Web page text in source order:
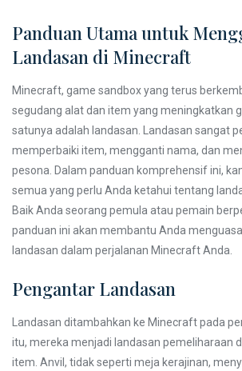
Panduan Utama untuk
Landasan di Minecraft
Minecraft, game sandbox yang terus
segudang alat dan item yang meningkatkan
satunya adalah landasan. Landasan sangat
memperbaiki item, mengganti nama, dan
pesona. Dalam panduan komprehensif ini,
semua yang perlu Anda ketahui tentang
Baik Anda seorang pemula atau pemain
panduan ini akan membantu Anda
landasan dalam perjalanan Minecraft Anda.
Pengantar Landasan
Landasan ditambahkan ke Minecraft pada
itu, mereka menjadi landasan pemeliharaan
item. Anvil, tidak seperti meja kerajinan,